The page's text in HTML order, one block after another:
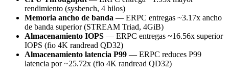
rendimiento (sysbench, 4 hilos)
Memoria ancho de banda — ERPC entregas ~3.17x ancho
de banda superior (STREAM Triad, 4GiB)
Almacenamiento IOPS — ERPC entregas ~16.56x superior
IOPS (fio 4K randread QD32)
Almacenamiento latencia P99 — ERPC reduces P99
latencia por ~25.72x (fio 4K randread QD32)